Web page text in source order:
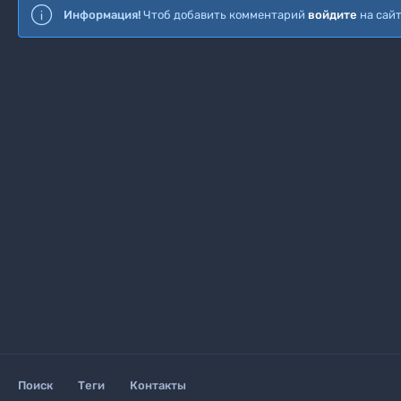
Информация! Чтоб добавить комментарий войдите на
Поиск Теги Контакты